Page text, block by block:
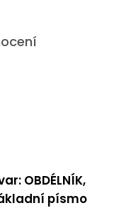
OBDÉLNÍK,
písmo